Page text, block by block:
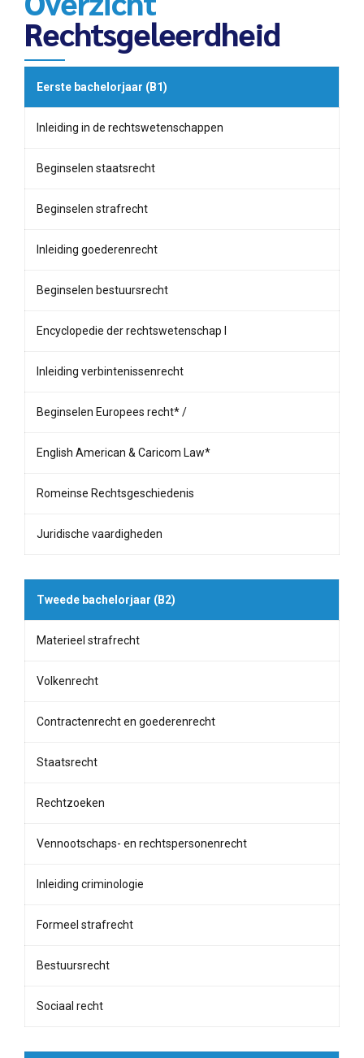
Rechtsgeleerdheid
Eerste bachelorjaar (B1)
Inleiding in de rechtswetenschappen
Beginselen staatsrecht
Beginselen strafrecht
Inleiding goederenrecht
Beginselen bestuursrecht
Encyclopedie der rechtswetenschap I
Inleiding verbintenissenrecht
Beginselen Europees recht* /
English American & Caricom Law*
Romeinse Rechtsgeschiedenis
Juridische vaardigheden
Tweede bachelorjaar (B2)
Materieel strafrecht
Volkenrecht
Contractenrecht en goederenrecht
Staatsrecht
Rechtzoeken
Vennootschaps- en rechtspersonenrecht
Inleiding criminologie
Formeel strafrecht
Bestuursrecht
Sociaal recht